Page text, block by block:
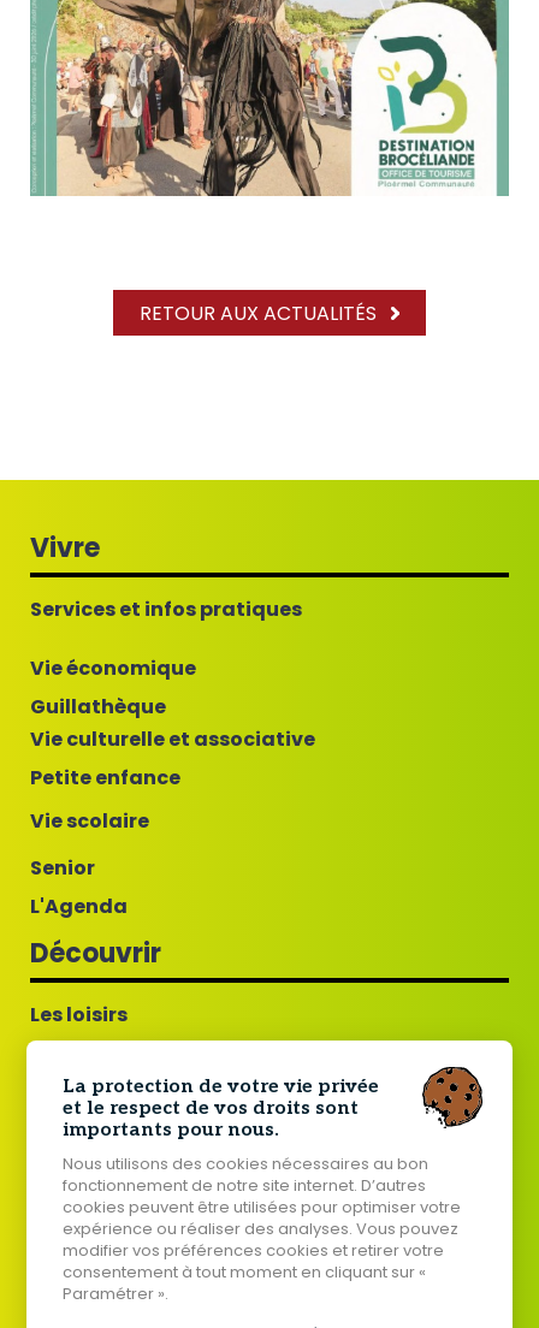
RETOUR AUX ACTUALITÉS
Vivre
Services et infos pratiques
Vie économique
Guillathèque
Vie culturelle et associative
Petite enfance
Vie scolaire
Senior
L'Agenda
Découvrir
Les loisirs
Tourisme
Histoire de Guillac
Jumelage Guillac - Tard
Votre mairie
La protection de votre vie privée
et le respect de vos droits sont
importants pour nous.
Nous utilisons des cookies nécessaires au bon
fonctionnement de notre site internet. D’autres
cookies peuvent être utilisées pour optimiser votre
expérience ou réaliser des analyses. Vous pouvez
modifier vos préférences cookies et retirer votre
consentement à tout moment en cliquant sur «
Paramétrer ».